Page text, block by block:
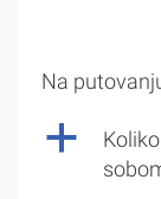
Na
a